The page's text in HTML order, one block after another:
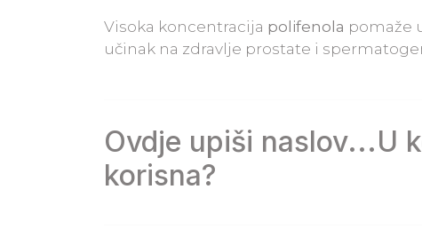
Visoka koncentracija polifenola pomaže
učinak na zdravlje prostate i
Ovdje upiši naslov...U
korisna?